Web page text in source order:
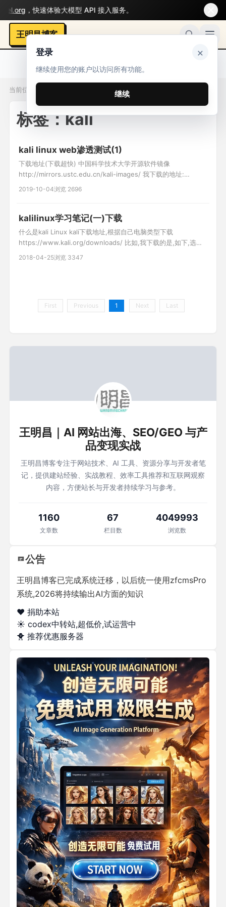
登录 ×
继续使用您的账户以访问所有功能。
继续
，快速体验大模型 API 接入服务。
王明昌博客
当前位置：标签 / kali
标签：kali
kali linux web渗透测试(1)
下载地址(下载超快) 中国科学技术大学开源软件镜像
http://mirrors.ustc.edu.cn/kali-images/ 我下载的地址:
http://iso.mirrors.ustc.edu.cn/kali-images/kali-2018.4/kali-
2019-10-04浏览 2696
kalilinux学习笔记(一)下载
什么是kali Linux kali下载地址,根据自己电脑类型下载
https://www.kali.org/downloads/ 比如,我下载的是,如下,选择
Torrent可使用迅雷等工具下载,速度相当快 下载虚拟机,在虚拟机
2018-04-25浏览 3347
First Previous 1 Next Last
王明昌｜AI 网站出海、SEO/GEO 与产
品变现实战
王明昌博客专注于网站技术、AI 工具、资源分享与开发者笔
记，提供建站经验、实战教程、效率工具推荐和互联网观察
内容，方便站长与开发者持续学习与参考。
1160
文章数
67
栏目数
4049993
浏览数
公告
王明昌博客已完成系统迁移，以后统一使用zfcmsPro
系统,2026将持续输出AI方面的知识
❤️ 捐助本站
☀️ codex中转站,超低价,试运营中
🐥 推荐优惠服务器